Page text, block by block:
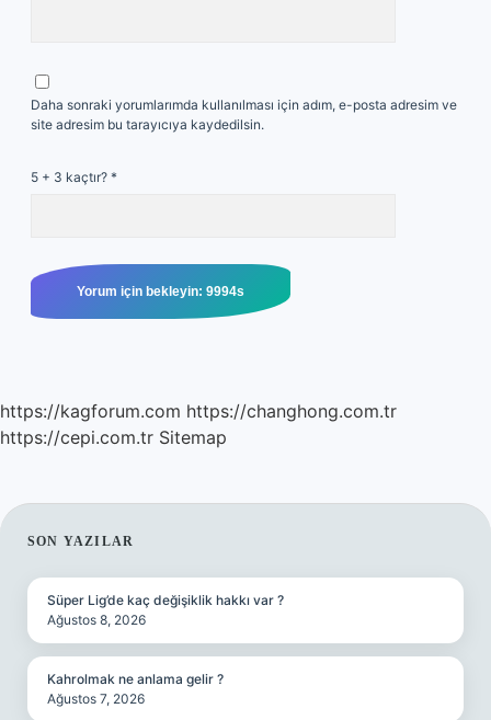
Daha sonraki yorumlarımda kullanılması için adım, e-posta adresim ve
site adresim bu tarayıcıya kaydedilsin.
5 + 3 kaçtır? *
https://kagforum.com https://changhong.com.tr
https://cepi.com.tr Sitemap
SIDEBAR
SON YAZILAR
Süper Lig’de kaç değişiklik hakkı var ?
Ağustos 8, 2026
Kahrolmak ne anlama gelir ?
Ağustos 7, 2026